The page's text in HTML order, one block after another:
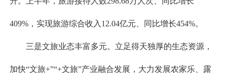
409%，实现旅游综合收入12.04亿元、同比增长454%。
三是文旅业态丰富多元。立足得天独厚的生态资源，
加快“文旅+”“+文旅”产业融合发展，大力发展农家乐、露